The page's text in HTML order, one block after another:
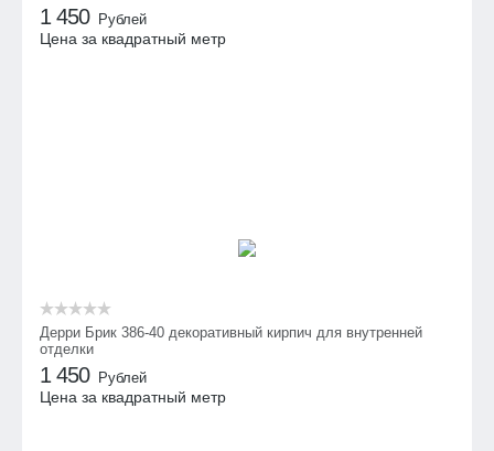
1 450 Рублей
Цена за квадратный метр
Дерри Брик 386-40 декоративный кирпич для внутренней
отделки
1 450 Рублей
Цена за квадратный метр